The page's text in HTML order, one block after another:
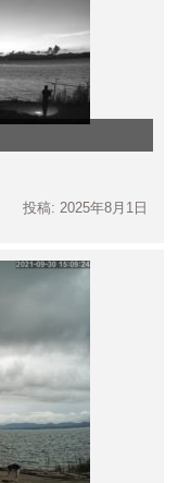
投稿: 2025年8月1日